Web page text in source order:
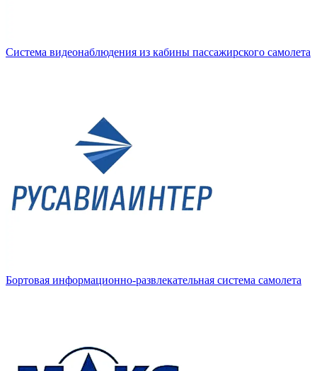
Система видеонаблюдения из кабины пассажирского самолета
Бортовая информационно-развлекательная система самолета